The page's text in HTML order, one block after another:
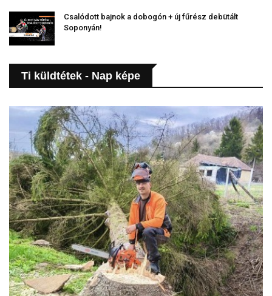
Csalódott bajnok a dobogón + új fűrész debütált
Soponyán!
Ti küldtétek - Nap képe